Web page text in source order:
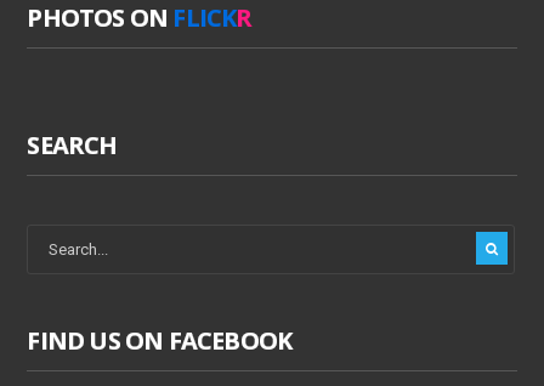
PHOTOS ON FLICKR
SEARCH
FIND US ON FACEBOOK